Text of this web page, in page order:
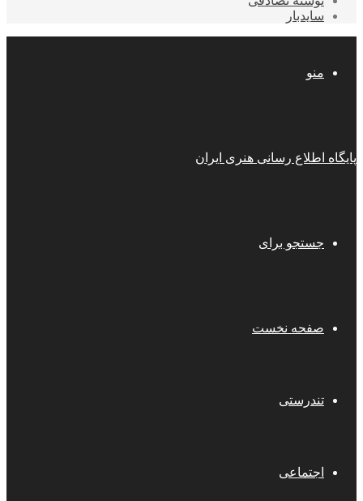
سایدبار
منو
پایگاه اطلاع رسانی هنری ایران
جستجو برای
صفحه نخست
تندرستی
اجتماعی